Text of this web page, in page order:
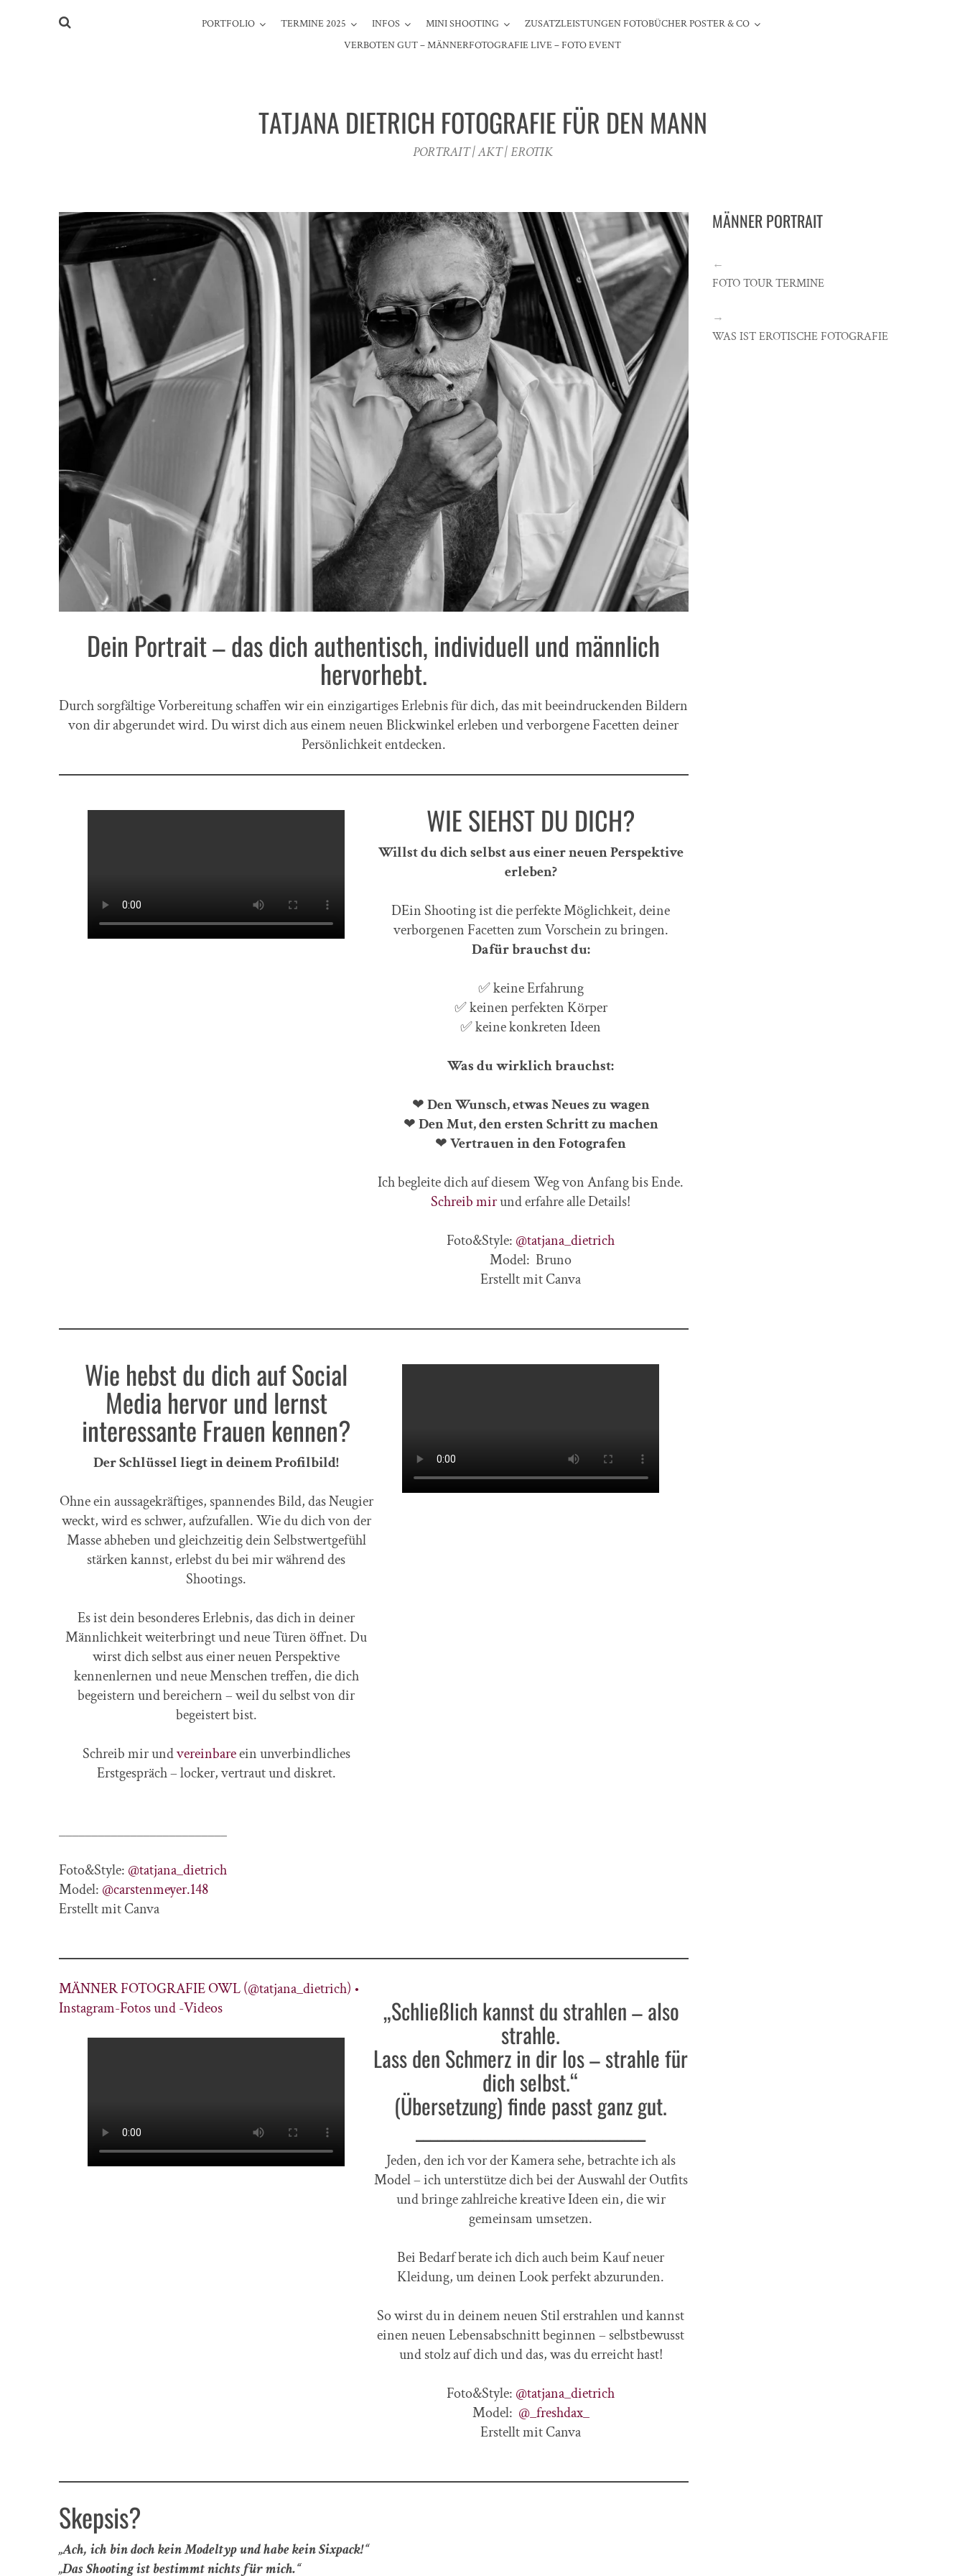
PORTFOLIO TERMINE 2025 INFOS MINI SHOOTING
ZUSATZLEISTUNGEN FOTOBÜCHER POSTER & CO
VERBOTEN GUT – MÄNNERFOTOGRAFIE LIVE – FOTO EVENT
TATJANA DIETRICH FOTOGRAFIE FÜR DEN MANN
PORTRAIT | AKT | EROTIK
Dein Portrait – das dich authentisch, individuell und männlich
hervorhebt.
Durch sorgfältige Vorbereitung schaffen wir ein einzigartiges Erlebnis für dich, das mit beeindruckenden Bildern
von dir abgerundet wird. Du wirst dich aus einem neuen Blickwinkel erleben und verborgene Facetten deiner
Persönlichkeit entdecken.
WIE SIEHST DU DICH?
Willst du dich selbst aus einer neuen Perspektive
erleben?
DEin Shooting ist die perfekte Möglichkeit, deine
verborgenen Facetten zum Vorschein zu bringen.
Dafür brauchst du:
✅ keine Erfahrung
✅ keinen perfekten Körper
✅ keine konkreten Ideen
Was du wirklich brauchst:
❤Den Wunsch, etwas Neues zu wagen
❤Den Mut, den ersten Schritt zu machen
❤Vertrauen in den Fotografen
Ich begleite dich auf diesem Weg von Anfang bis Ende.
Schreib mirund erfahre alle Details!
Foto&Style: @tatjana_dietrich
Model: Bruno
Erstellt mit Canva
Wie hebst du dich auf Social
Media hervor und lernst
interessante Frauen kennen?
Der Schlüssel liegt in deinem Profilbild!
Ohne ein aussagekräftiges, spannendes Bild, das Neugier
weckt, wird es schwer, aufzufallen. Wie du dich von der
Masse abheben und gleichzeitig dein Selbstwertgefühl
stärken kannst, erlebst du bei mir während des
Shootings.
Es ist dein besonderes Erlebnis, das dich in deiner
Männlichkeit weiterbringt und neue Türen öffnet. Du
wirst dich selbst aus einer neuen Perspektive
kennenlernen und neue Menschen treffen, die dich
begeistern und bereichern – weil du selbst von dir
begeistert bist.
Schreib mir undvereinbareein unverbindliches
Erstgespräch – locker, vertraut und diskret.
__________________________
Foto&Style: @tatjana_dietrich
Model: @carstenmeyer.148
Erstellt mit Canva
MÄNNER FOTOGRAFIE OWL (@tatjana_dietrich) •
Instagram-Fotos und -Videos
„Schließlich kannst du strahlen – also
strahle.
Lass den Schmerz in dir los – strahle für
dich selbst.“
(Übersetzung) finde passt ganz gut.
________________________________
Jeden, den ich vor der Kamera sehe, betrachte ich als
Model – ich unterstütze dich bei der Auswahl der Outfits
und bringe zahlreiche kreative Ideen ein, die wir
gemeinsam umsetzen.
Bei Bedarf berate ich dich auch beim Kauf neuer
Kleidung, um deinen Look perfekt abzurunden.
So wirst du in deinem neuen Stil erstrahlen und kannst
einen neuen Lebensabschnitt beginnen – selbstbewusst
und stolz auf dich und das, was du erreicht hast!
Foto&Style: @tatjana_dietrich
Model: @_freshdax_
Erstellt mit Canva
Skepsis?
„Ach, ich bin doch kein Modeltyp und habe kein Sixpack!“
„Das Shooting ist bestimmt nichts für mich.“
MÄNNER PORTRAIT
←
FOTO TOUR TERMINE
→
WAS IST EROTISCHE FOTOGRAFIE